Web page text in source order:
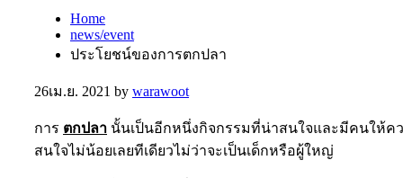
Home
news/event
ประโยชน์ของการตกปลา
26เม.ย. 2021 by warawoot
การ ตกปลา นั้นเป็นอีกหนึ่งกิจกรรมที่น่าสนใจและมีคนให้ค
สนใจไม่น้อยเลยทีเดียวไม่ว่าจะเป็นเด็กหรือผู้ใหญ่